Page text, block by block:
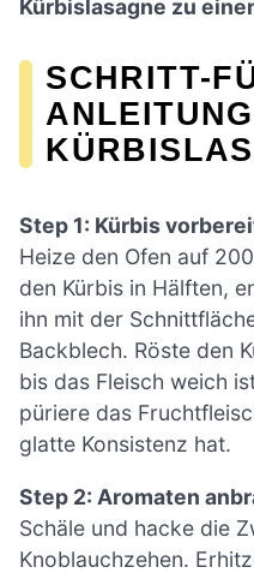
Kürbislasagne zu
SCHRITT-
Step 1: Kürbis
Heize den Ofen auf
den Kürbis in Hälften,
ihn mit der
Backblech. Röste den
bis das Fleisch weich
püriere das
glatte Konsistenz hat.
Step 2: Aromaten
Schäle und hacke die
Knoblauchzehen.